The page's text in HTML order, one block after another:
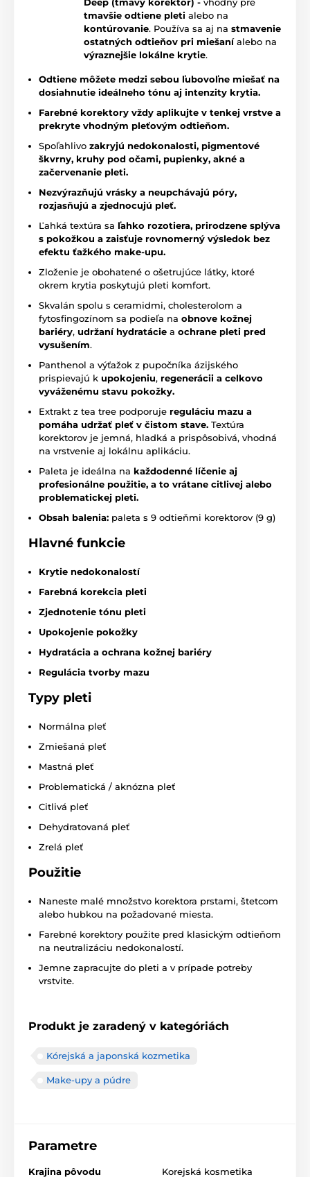
Deep (tmavý korektor) - vhodný pre
tmavšie odtiene pleti alebo na
kontúrovanie. Používa sa aj na stmavenie
ostatných odtieňov pri miešaníalebo na
výraznejšie lokálne krytie.
Odtiene môžete medzi sebou ľubovoľne miešať na
dosiahnutie ideálneho tónu aj intenzity krytia.
Farebné korektory vždy aplikujte v tenkej vrstve a
prekryte vhodným pleťovým odtieňom.
Spoľahlivo zakryjú nedokonalosti, pigmentové
škvrny, kruhy pod očami, pupienky, akné a
začervenanie pleti.
Nezvýrazňujú vrásky a neupchávajú póry,
rozjasňujú a zjednocujú pleť.
Ľahká textúra sa ľahko rozotiera, prirodzene splýva
s pokožkou a zaisťuje rovnomerný výsledok bez
efektu ťažkého make-upu.
Zloženie je obohatené o ošetrujúce látky, ktoré
okrem krytia poskytujú pleti komfort.
Skvalán spolu s ceramidmi, cholesterolom a
fytosfingozínom sa podieľa na obnove kožnej
bariéry, udržaní hydratácie a ochrane pleti pred
vysušením.
Panthenol a výťažok z pupočníka ázijského
prispievajú k upokojeniu, regenerácii a celkovo
vyváženému stavu pokožky.
Extrakt z tea tree podporuje reguláciu mazu a
pomáha udržať pleť v čistom stave. Textúra
korektorov je jemná, hladká a prispôsobivá, vhodná
na vrstvenie aj lokálnu aplikáciu.
Paleta je ideálna na každodenné líčenie aj
profesionálne použitie, a to vrátane citlivej alebo
problematickej pleti.
Obsah balenia: paleta s 9 odtieňmi korektorov (9 g)
Hlavné funkcie
Krytie nedokonalostí
Farebná korekcia pleti
Zjednotenie tónu pleti
Upokojenie pokožky
Hydratácia a ochrana kožnej bariéry
Regulácia tvorby mazu
Typy pleti
Normálna pleť
Zmiešaná pleť
Mastná pleť
Problematická / aknózna pleť
Citlivá pleť
Dehydratovaná pleť
Zrelá pleť
Použitie
Naneste malé množstvo korektora prstami, štetcom
alebo hubkou na požadované miesta.
Farebné korektory použite pred klasickým odtieňom
na neutralizáciu nedokonalostí.
Jemne zapracujte do pleti a v prípade potreby
vrstvite.
Produkt je zaradený v kategóriách
Kórejská a japonská kozmetika
Make-upy a púdre
Parametre
Krajina pôvodu Korejská kosmetika